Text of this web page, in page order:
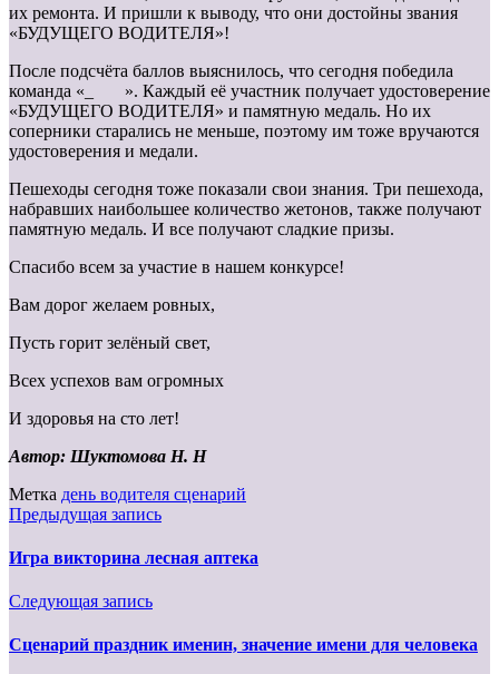
их ремонта. И пришли к выводу, что они достойны звания
«БУДУЩЕГО ВОДИТЕЛЯ»!
После подсчёта баллов выяснилось, что сегодня победила
команда «_ ». Каждый её участник получает удостоверение
«БУДУЩЕГО ВОДИТЕЛЯ» и памятную медаль. Но их
соперники старались не меньше, поэтому им тоже вручаются
удостоверения и медали.
Пешеходы сегодня тоже показали свои знания. Три пешехода,
набравших наибольшее количество жетонов, также получают
памятную медаль. И все получают сладкие призы.
Спасибо всем за участие в нашем конкурсе!
Вам дорог желаем ровных,
Пусть горит зелёный свет,
Всех успехов вам огромных
И здоровья на сто лет!
Автор: Шуктомова Н. Н
Метка день водителя сценарий
Предыдущая запись
Игра викторина лесная аптека
Следующая запись
Сценарий праздник именин, значение имени для человека